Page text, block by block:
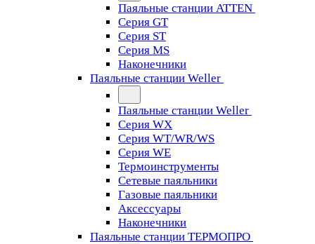
Паяльные станции ATTEN
Серия GT
Серия ST
Серия MS
Наконечники
Паяльные станции Weller
Паяльные станции Weller
Серия WX
Серия WT/WR/WS
Серия WE
Термоинструменты
Сетевые паяльники
Газовые паяльники
Аксессуары
Наконечники
Паяльные станции ТЕРМОПРО